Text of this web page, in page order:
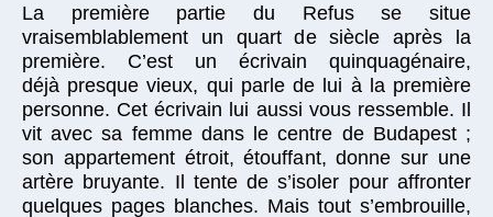
La première partie du Refus se situe
vraisemblablement un quart de siècle après la
première. C’est un écrivain quinquagénaire,
déjà presque vieux, qui parle de lui à la première
personne. Cet écrivain lui aussi vous ressemble. Il
vit avec sa femme dans le centre de Budapest ;
son appartement étroit, étouffant, donne sur une
artère bruyante. Il tente de s’isoler pour affronter
quelques pages blanches. Mais tout s’embrouille,